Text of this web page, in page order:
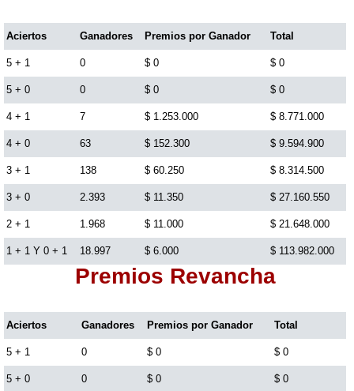
Lotería de Medellín
Lotería de Santander
Lotería del Cauca
Lotería de Boyaca
Extra de Colombia
Antioqueñita Día
Astro Sol
Aciertos Ganadores Premios por Ganador Total
5 + 1 0 $ 0 $ 0
5 + 0 0 $ 0 $ 0
4 + 1 7 $ 1.253.000 $ 8.771.000
4 + 0 63 $ 152.300 $ 9.594.900
3 + 1 138 $ 60.250 $ 8.314.500
3 + 0 2.393 $ 11.350 $ 27.160.550
2 + 1 1.968 $ 11.000 $ 21.648.000
1 + 1 Y 0 + 1 18.997 $ 6.000 $ 113.982.000
Premios Revancha
Aciertos Ganadores Premios por Ganador Total
5 + 1 0 $ 0 $ 0
5 + 0 0 $ 0 $ 0